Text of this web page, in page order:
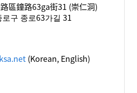
區鐘路63ga街31 (崇仁洞)
구 종로63가길 31
(Korean, English)